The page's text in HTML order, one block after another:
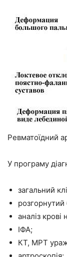
Ревматоїдний
У програму
загальний
розгорнутий
аналіз крові
ІФА;
КТ, МРТ